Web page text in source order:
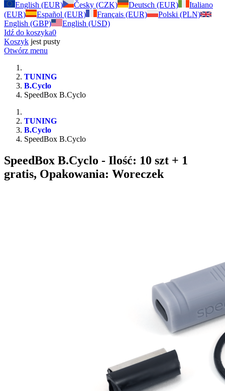
English (EUR)
Česky (CZK) Deutsch (EUR)
Italiano
(EUR)
Español (EUR) Français (EUR)
Polski (PLN)
English (GBP)
English (USD)
Idź do koszyka0
Koszyk jest pusty
Otwórz menu
TUNING
B.Cyclo
SpeedBox B.Cyclo
TUNING
B.Cyclo
SpeedBox B.Cyclo
SpeedBox B.Cyclo - Ilość: 10 szt + 1
gratis, Opakowania: Woreczek